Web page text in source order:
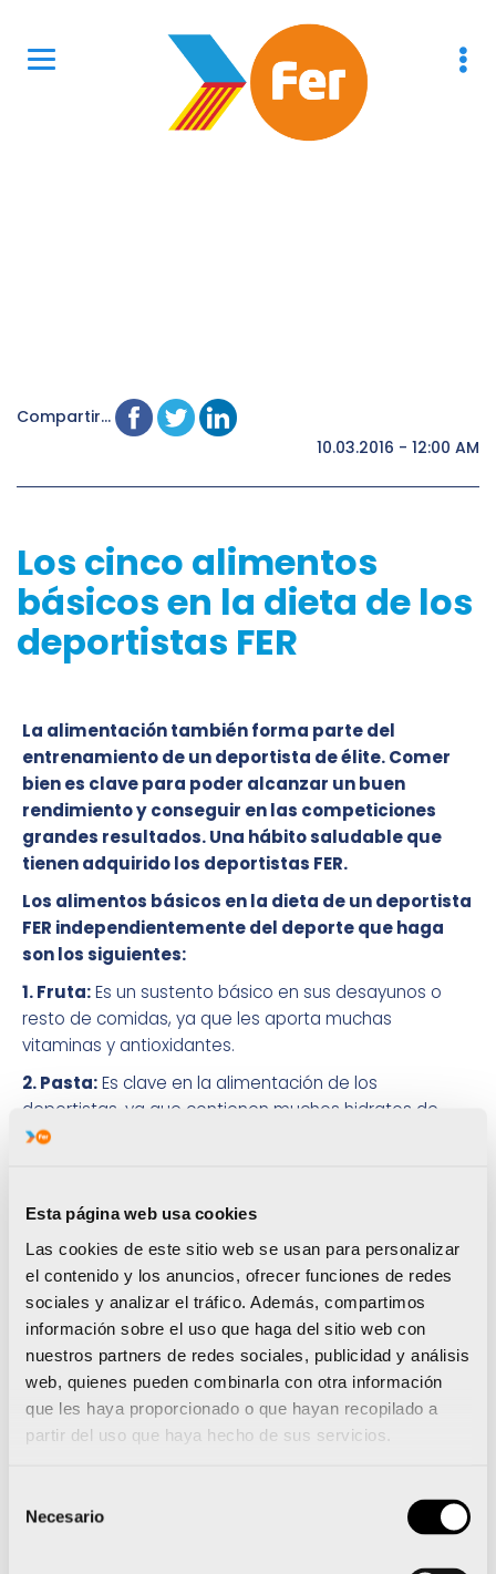
Esta página web usa cookies
Las cookies de este sitio web se usan para personalizar
el contenido y los anuncios, ofrecer funciones de redes
sociales y analizar el tráfico. Además, compartimos
información sobre el uso que haga del sitio web con
nuestros partners de redes sociales, publicidad y análisis
web, quienes pueden combinarla con otra información
que les haya proporcionado o que hayan recopilado a
partir del uso que haya hecho de sus servicios.
Necesario
Compartir...
10.03.2016 - 12:00 AM
Los cinco alimentos
básicos en la dieta de los
deportistas FER
La alimentación también forma parte del
entrenamiento de un deportista de élite. Comer
bien es clave para poder alcanzar un buen
rendimiento y conseguir en las competiciones
grandes resultados. Una hábito saludable que
tienen adquirido los deportistas FER.
Los alimentos básicos en la dieta de un deportista
FER independientemente del deporte que haga
son los siguientes:
1. Fruta:Es un sustento básico en sus desayunos o
resto de comidas, ya que les aporta muchas
vitaminas y antioxidantes.
2. Pasta:Es clave en la alimentación de los
deportistas, ya que contienen muchos hidratos de
carbono y les aporta mucha energía. Muchos
3. Carne: Los deportistas FER suelen comer mucho
pollo u otro tipo de carne que les aporte mucha
proteína.
4. Pescado Azul
: El pescado es otro de los platos
clave en sus dietas, ya que les aporta grasas buenas
como el Omega 3.
5. Verduras : Las verduras verdes son muy
importantes en la alimentación de un deportista, ya